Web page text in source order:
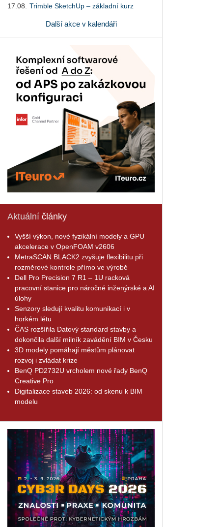
17.08.
Trimble SketchUp – základní kurz
Další akce v kalendáři
Aktuální články
Vyšší výkon, nové fyzikální modely a GPU
akcelerace v OpenFOAM v2606
MetraSCAN BLACK2 zvyšuje flexibilitu při
rozměrové kontrole přímo ve výrobě
Dell Pro Precision 7 R1 – 1U racková
pracovní stanice pro náročné inženýrské a AI
úlohy
Senzory sledují kvalitu komunikací i v
horkém létu
ČAS rozšířila Datový standard stavby a
dokončila další milník zavádění BIM v Česku
3D modely pomáhají městům plánovat
rozvoj i zvládat krize
BenQ PD2732U vrcholem nové řady BenQ
Creative Pro
Digitalizace staveb 2026: od skenu k BIM
modelu